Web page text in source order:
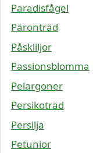
Paradisfågel
Päronträd
Påskliljor
Passionsblomma
Pelargoner
Persikoträd
Persilja
Petunior